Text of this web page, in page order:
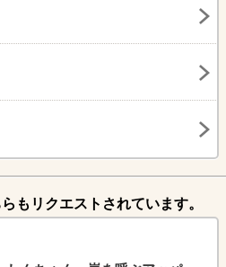
もリクエストされています。